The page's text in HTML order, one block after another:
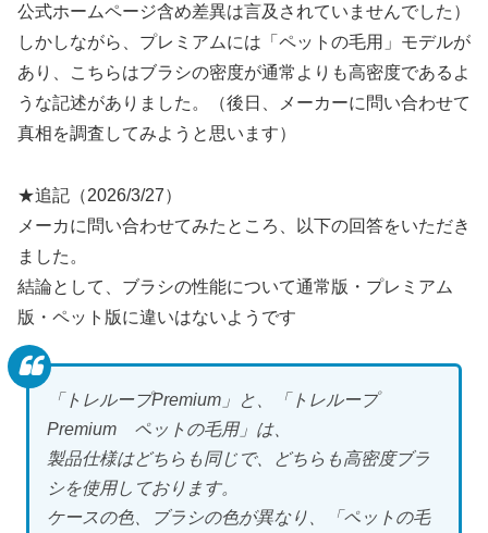
公式ホームページ含め差異は言及されていませんでした）
しかしながら、プレミアムには「ペットの毛用」モデルが
あり、こちらはブラシの密度が通常よりも高密度であるよ
うな記述がありました。（後日、メーカーに問い合わせて
真相を調査してみようと思います）
★追記（2026/3/27）
メーカに問い合わせてみたところ、以下の回答をいただき
ました。
結論として、ブラシの性能について通常版・プレミアム
版・ペット版に違いはないようです
「トレループPremium」と、「トレループ
Premium ペットの毛用」は、
製品仕様はどちらも同じで、どちらも高密度ブラ
シを使用しております。
ケースの色、ブラシの色が異なり、「ペットの毛